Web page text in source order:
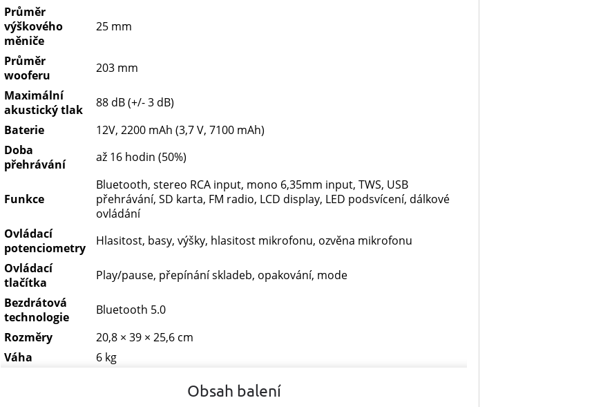
Průměr
výškového
měniče
25 mm
Průměr
wooferu
203 mm
Maximální
akustický tlak
88 dB (+/- 3 dB)
Baterie
12V, 2200 mAh (3,7 V, 7100 mAh)
Doba
přehrávání
až 16 hodin (50%)
Funkce
Bluetooth, stereo RCA input, mono 6,35mm input, TWS, USB
přehrávání, SD karta, FM radio, LCD display, LED podsvícení, dálkové
ovládání
Ovládací
potenciometry
Hlasitost, basy, výšky, hlasitost mikrofonu, ozvěna mikrofonu
Ovládací
tlačítka
Play/pause, přepínání skladeb, opakování, mode
Bezdrátová
technologie
Bluetooth 5.0
Rozměry
20,8 × 39 × 25,6 cm
Váha
6 kg
Obsah balení